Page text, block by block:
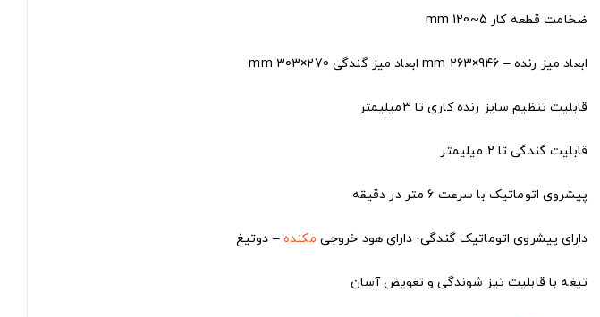
ضخامت قطعه کار 5~120 mm
ابعاد میز رنده – 946×263 mm ابعاد میز گندگی 270×303 mm
قابلیت تنظیم سایز رنده کاری تا 3میلیمتر
قابلیت گندگی تا 2 میلیمتر
پیشروی اتوماتیک با سرعت 6 متر در دقیقه
دارای پیشروی اتوماتیک گندگی- دارای هود خروجی مکنده – دوتیغ
تیغه با قابلیت تیز شوندگی و تعویض آسان